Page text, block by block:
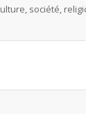
société,